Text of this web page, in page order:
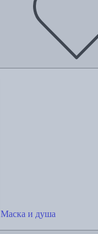
Маска и душа